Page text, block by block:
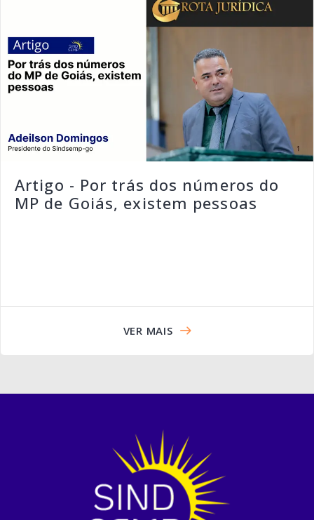
Artigo - Por trás dos números do
MP de Goiás, existem pessoas
VER MAIS